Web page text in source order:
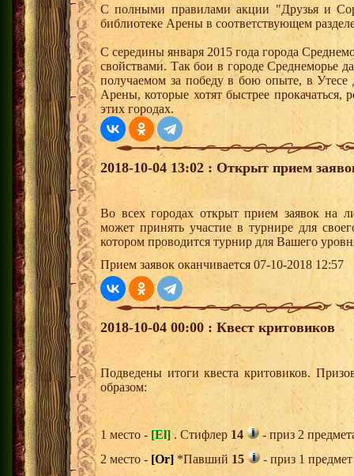
С полными правилами акции "Друзья и
библиотеке Арены в соответствующем
С середины января 2015 года города
свойствами. Так бои в городе Среднеморье
получаемом за победу в бою опыте, в
Арены, которые хотят быстрее прокачаться,
этих городах.
2018-10-04 13:02 : Открыт прием
Во всех городах открыт прием заявок на
может принять участие в турнире для
котором проводится турнир для Вашего
Прием заявок оканчивается 07-10-2018 12:57
2018-10-04 00:00 : Квест критовиков
Подведены итоги квеста критовиков.
образом:
1 место - [El] . Стифлер 14
- приз 2
2 место - [Or] *Павший 15
- приз 1